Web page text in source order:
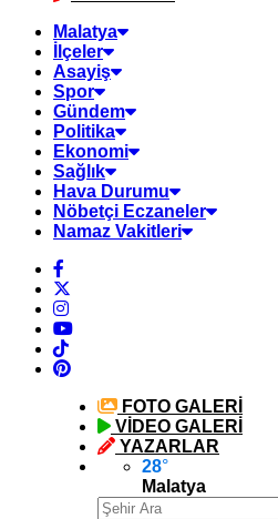
Malatya
İlçeler
Asayiş
Spor
Gündem
Politika
Ekonomi
Sağlık
Hava Durumu
Nöbetçi Eczaneler
Namaz Vakitleri
FOTO GALERİ
VİDEO GALERİ
YAZARLAR
28°
Malatya